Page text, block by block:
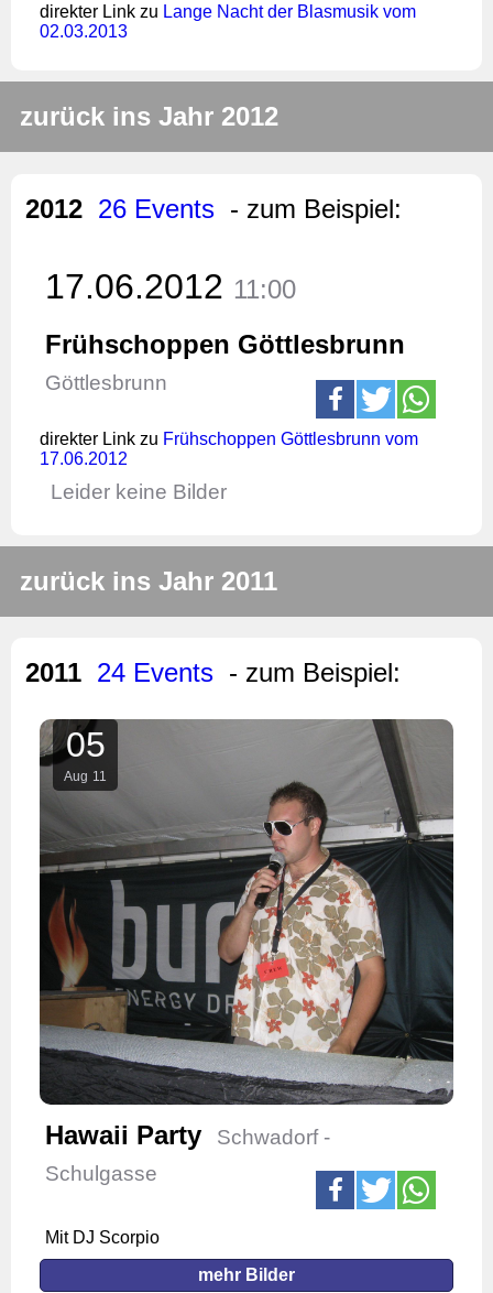
direkter Link zu Lange Nacht der Blasmusik vom
02.03.2013
zurück ins Jahr 2012
2012 26 Events - zum Beispiel:
17.06.2012 11:00
Frühschoppen Göttlesbrunn
Göttlesbrunn
direkter Link zu Frühschoppen Göttlesbrunn vom
17.06.2012
Leider keine Bilder
zurück ins Jahr 2011
2011 24 Events - zum Beispiel:
05
Aug 11
Hawaii Party
Schwadorf -
Schulgasse
Mit DJ Scorpio
mehr Bilder